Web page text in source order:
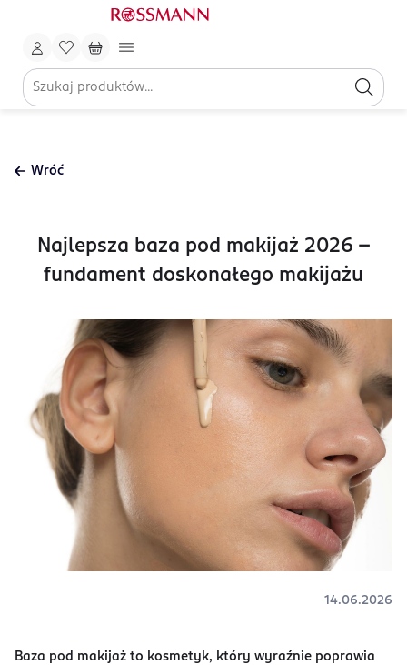
Wróć
Najlepsza baza pod makijaż 2026 –
fundament doskonałego makijażu
14.06.2026
Baza pod makijaż to kosmetyk, który wyraźnie poprawia